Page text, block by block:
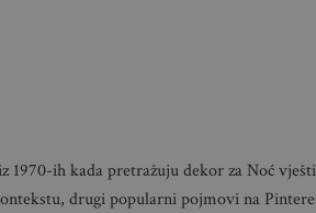
ih kada pretražuju dekor za Noć
drugi popularni pojmovi na